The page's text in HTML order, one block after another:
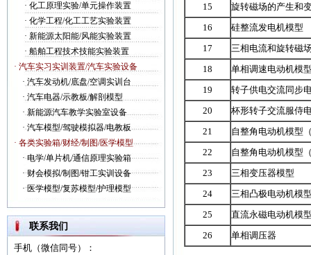
· 化工原理实验/单元操作装置
· 化学工程/化工工艺实验装置
· 新能源太阳能/风能实验装置
· 船舶工程技术技能实验装置
· 汽车实习实训装置/汽车实验设备
· 汽车发动机/底盘/空调实训台
· 汽车电器/示教板/解剖模型
·新能源汽车教学实验室设备
·汽车模型/驾驶模拟器/电教板
· 各类实验箱/财经/制图/医学模型
·电学/单片机/通信原理实验箱
·财会模拟/制图/钳工实训设备
·医学模型/复苏模型/护理模型
联系我们
手机（微信同号）：
15
旋转磁场的产生和
16
硅整流发电机模型
17
三相电流和旋转磁
18
单相调速电动机模
19
转子供电交流同步
20
杯形转子交流服侍
21
自整角电动机模型
22
自整角电动机模型
23
三相变压器模型
24
三相凸极电动机模
25
直流永磁电动机模
26
单相调压器